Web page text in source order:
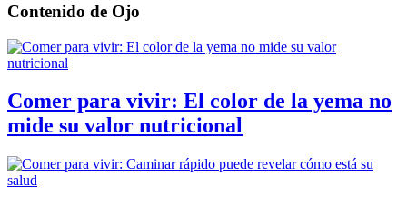
Contenido de Ojo
Comer para vivir: El color de la yema no
mide su valor nutricional